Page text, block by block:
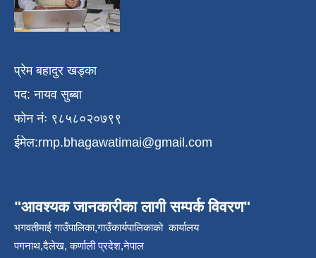
प्रेम बहादुर खड्का
पद: नायव सुब्बा
फोन नंः ९८५८०२०७९९
ईमेल:rmp.bhagawatimai@gmail.com
"आवश्यक जानकारीका लागी सम्पर्क विवरण"
भगवतीमाई गाउँपालिका,गाउँकार्यपालिकाको कार्यालय
पगनाथ,दैलेख, कर्णाली प्रदेश,नेपाल